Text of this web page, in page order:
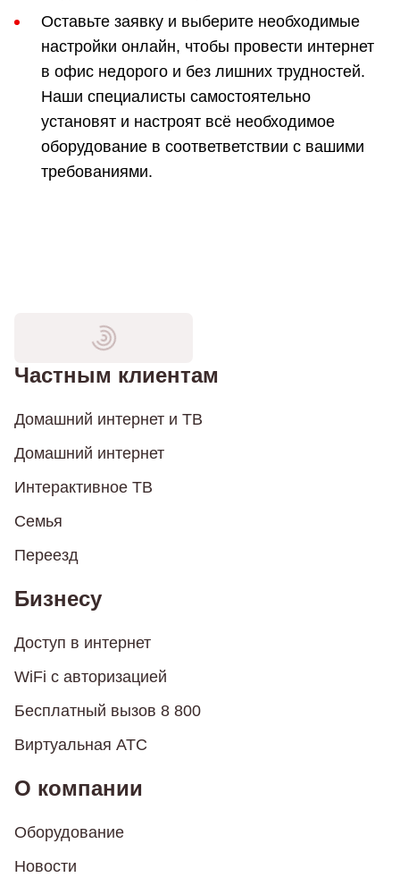
Оставьте заявку и выберите необходимые
настройки онлайн, чтобы провести интернет
в офис недорого и без лишних трудностей.
Наши специалисты самостоятельно
установят и настроят всё необходимое
оборудование в соответветствии с вашими
требованиями.
Частным клиентам
Домашний интернет и ТВ
Домашний интернет
Интерактивное ТВ
Семья
Переезд
Бизнесу
Доступ в интернет
WiFi с авторизацией
Бесплатный вызов 8 800
Виртуальная АТС
О компании
Оборудование
Новости